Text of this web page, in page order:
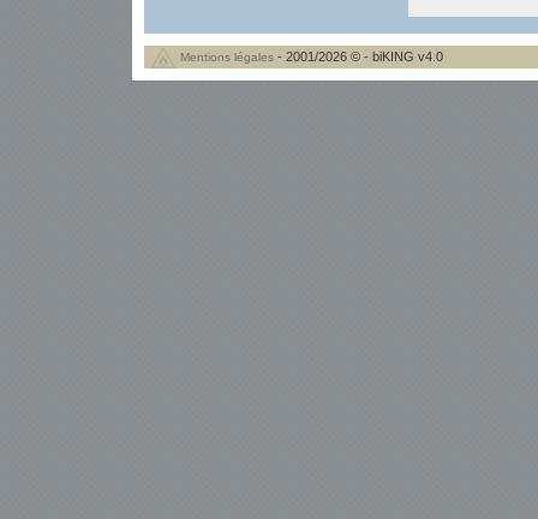
Mentions légales - 2001/2026 © - biKING v4.0